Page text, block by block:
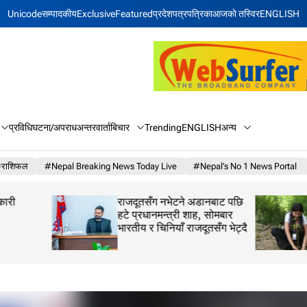
Unicodeसम्पादकीयExclusiveFeaturedप्रदेशपत्रपत्रिकाआजकाे तस्विरENGLISH
प्रविधिघटना/अपराधअन्तरवार्ताबिचार TrendingENGLISHअन्य
#Nepal Breaking News Today Live #Nepal’s No 1 News Portal
राजदूतसँग नभेटने अडानबाट पछि
हटे प्रधानमन्त्री शाह, सोमबार
भारतीय र चिनियाँ राजदूतसँग भेट्दै
राष्ट्रिय भू संरक्षण